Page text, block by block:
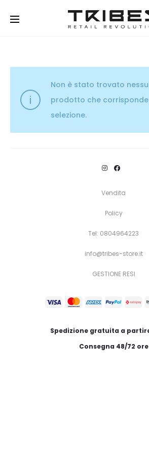
Non è stato trovato
prodotto che
selezione.
Vendita
Policy
Tel: 0804964223
info@tribes-store.it
GESTIONE RESI
Spedizione gratuita a
Consegna 48/72 ore